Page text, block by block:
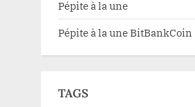
Pépite à la une
Pépite à la une BitBankCoin
TAGS